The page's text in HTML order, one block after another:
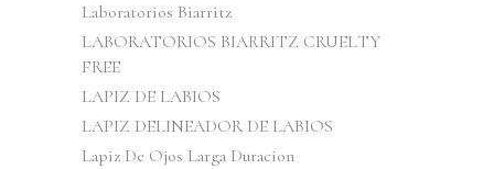
Laboratorios Biarritz
LABORATORIOS BIARRITZ CRUELTY
FREE
LAPIZ DE LABIOS
LAPIZ DELINEADOR DE LABIOS
Lapiz De Ojos Larga Duracion